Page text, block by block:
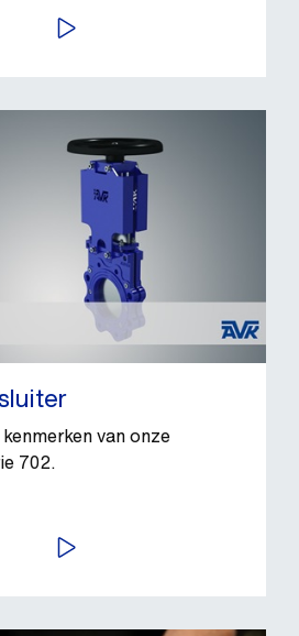
BEKIJK VIDEO
van onze
702.
BEKIJK VIDEO